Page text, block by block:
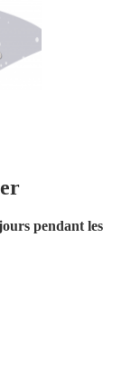
pendant les